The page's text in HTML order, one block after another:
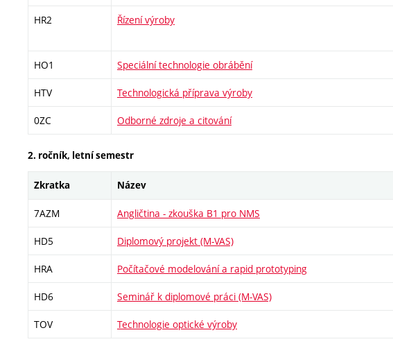
HR2 Řízení výroby
HO1 Speciální technologie obrábění
HTV Technologická příprava výroby
0ZC Odborné zdroje a citování
2. ročník, letní semestr
Zkratka Název
7AZM Angličtina - zkouška B1 pro NMS
HD5 Diplomový projekt (M-VAS)
HRA Počítačové modelování a rapid prototyping
HD6 Seminář k diplomové práci (M-VAS)
TOV Technologie optické výroby